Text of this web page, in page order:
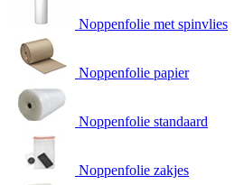
Noppenfolie met spinvlies
Noppenfolie papier
Noppenfolie standaard
Noppenfolie zakjes